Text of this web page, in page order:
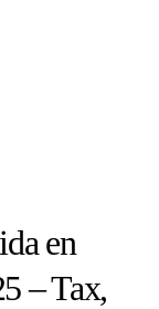
en
– Tax,